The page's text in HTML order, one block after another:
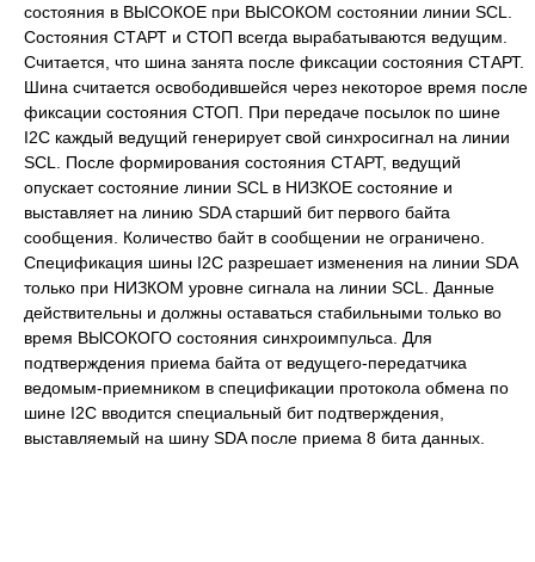
состояния в ВЫСОКОЕ при ВЫСОКОМ состоянии линии SCL.
Состояния СТАРТ и СТОП всегда вырабатываются ведущим.
Считается, что шина занята после фиксации состояния СТАРТ.
Шина считается освободившейся через некоторое время после
фиксации состояния СТОП. При передаче посылок по шине
I2C каждый ведущий генерирует свой синхросигнал на линии
SCL. После формирования состояния СТАРТ, ведущий
опускает состояние линии SCL в НИЗКОЕ состояние и
выставляет на линию SDA старший бит первого байта
сообщения. Количество байт в сообщении не ограничено.
Спецификация шины I2C разрешает изменения на линии SDA
только при НИЗКОМ уровне сигнала на линии SCL. Данные
действительны и должны оставаться стабильными только во
время ВЫСОКОГО состояния синхроимпульса. Для
подтверждения приема байта от ведущего-передатчика
ведомым-приемником в спецификации протокола обмена по
шине I2C вводится специальный бит подтверждения,
выставляемый на шину SDA после приема 8 бита данных.